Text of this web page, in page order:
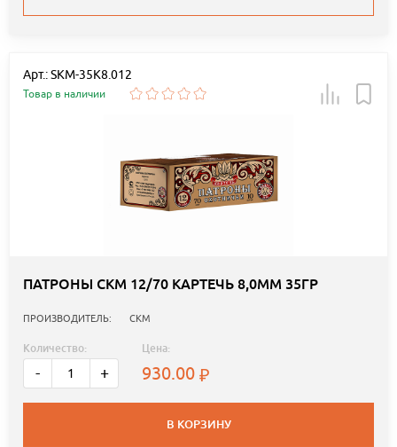
Арт.: SKM-35K8.012
Товар в наличии
ПАТРОНЫ СКМ 12/70 КАРТЕЧЬ 8,0ММ 35ГР
ПРОИЗВОДИТЕЛЬ: СКМ
Количество:
- +
Цена:
930.00
В КОРЗИНУ